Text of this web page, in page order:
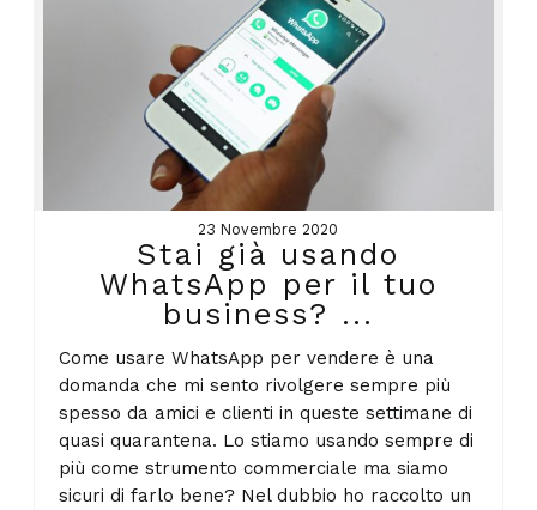
23 Novembre 2020
Stai già usando
WhatsApp per il tuo
business? ...
Come usare WhatsApp per vendere è una
domanda che mi sento rivolgere sempre più
spesso da amici e clienti in queste settimane di
quasi quarantena. Lo stiamo usando sempre di
più come strumento commerciale ma siamo
sicuri di farlo bene? Nel dubbio ho raccolto un